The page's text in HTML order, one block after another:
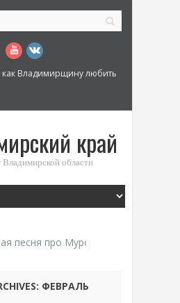
Владимирщину любить
край
области
«Дома _
ФЕВРАЛЬ